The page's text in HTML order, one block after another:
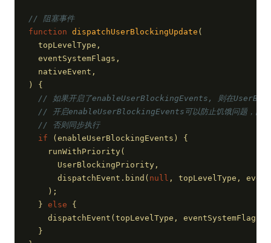
// 阻塞事件
function dispatchUserBlockingUpdate (
  topLevelType,
  eventSystemFlags,
  nativeEvent,
) {
// 如果开启了enableUserBlockingEvents, 则在
// 开启enableUserBlockingEvents可以防止饥饿问题，因为
// 否则同步执行
if (enableUserBlockingEvents) {
    runWithPriority(
      UserBlockingPriority,
      dispatchEvent.bind(
null , topLevelType,
    );
  }
else {
dispatchEvent(topLevelType, eventSystemFlags,
  }